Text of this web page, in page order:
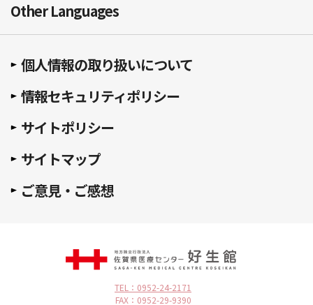
Other Languages
個人情報の取り扱いについて
情報セキュリティポリシー
サイトポリシー
サイトマップ
ご意見・ご感想
TEL：0952-24-2171
FAX：0952-29-9390